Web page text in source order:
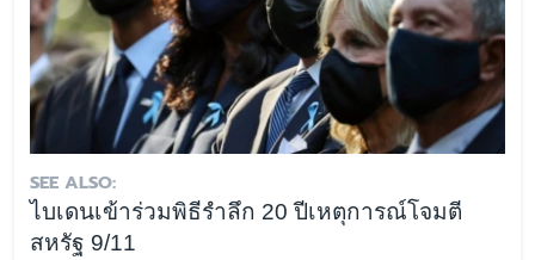
SEE ALSO:
ไบเดนเข้าร่วมพิธีรำลึก 20 ปีเหตุการณ์โจมตี
สหรัฐ 9/11